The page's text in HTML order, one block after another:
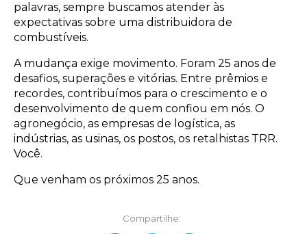
palavras, sempre buscamos atender às
expectativas sobre uma distribuidora de
combustíveis.
A mudança exige movimento. Foram 25 anos de
desafios, superações e vitórias. Entre prêmios e
recordes, contribuímos para o crescimento e o
desenvolvimento de quem confiou em nós. O
agronegócio, as empresas de logística, as
indústrias, as usinas, os postos, os retalhistas TRR.
Você.
Que venham os próximos 25 anos.
Compartilhe: